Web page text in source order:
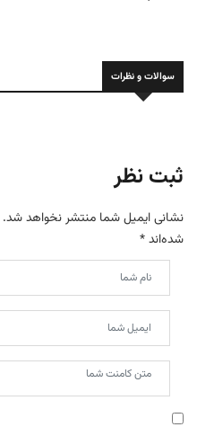
سوالات و نظرات
ثبت نظر
نشانی ایمیل شما منتشر نخواهد شد.
شده‌اند*